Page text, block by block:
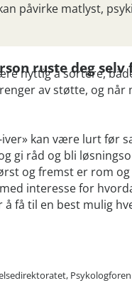
påvirke matlyst,
ruste deg
nyttig å sortere,
av støtte, og
kan være lurt før
gi råd og bli
og fremst er rom
interesse for
få til en best mulig